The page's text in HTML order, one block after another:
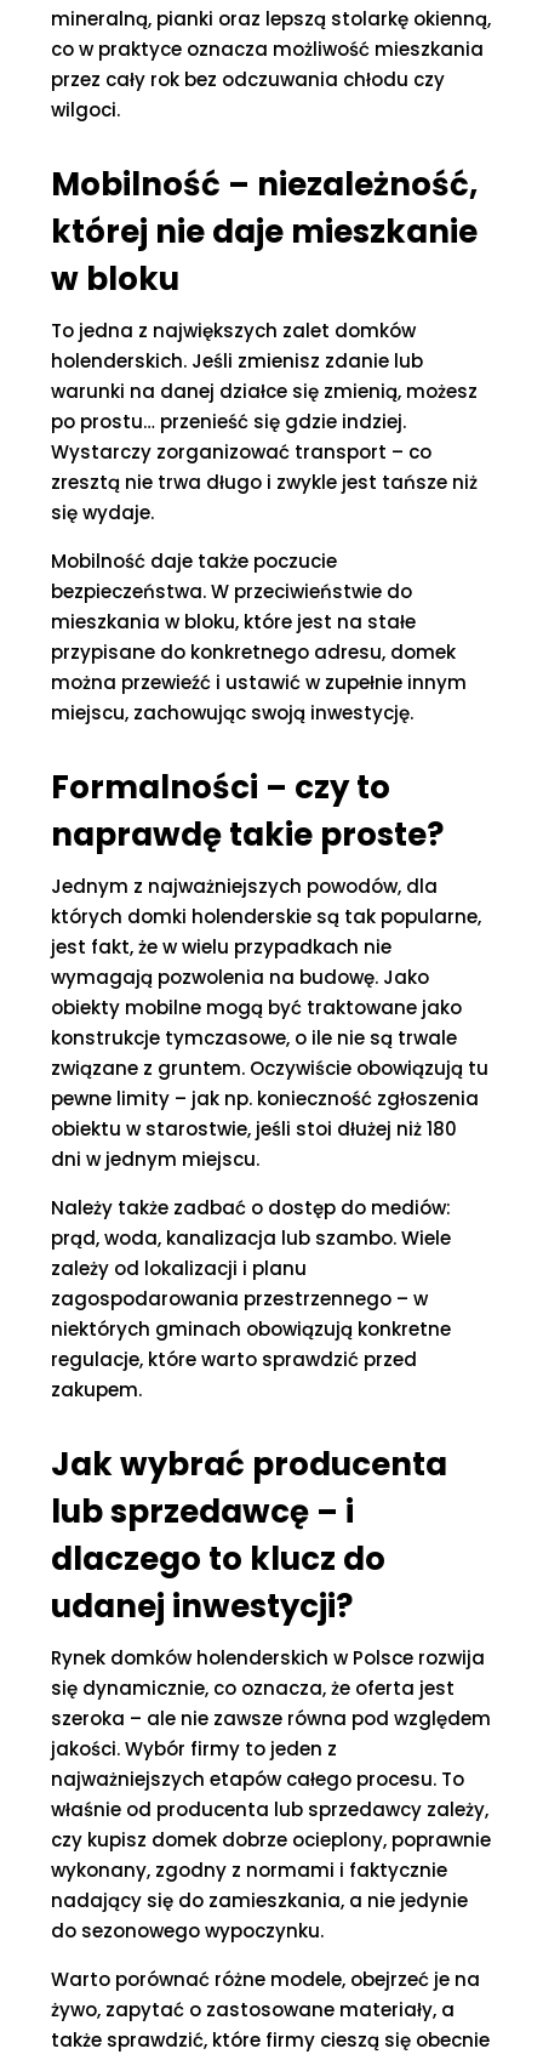
mineralną, pianki oraz lepszą stolarkę okienną,
co w praktyce oznacza możliwość mieszkania
przez cały rok bez odczuwania chłodu czy
wilgoci.
Mobilność – niezależność,
której nie daje mieszkanie
w bloku
To jedna z największych zalet domków
holenderskich. Jeśli zmienisz zdanie lub
warunki na danej działce się zmienią, możesz
po prostu… przenieść się gdzie indziej.
Wystarczy zorganizować transport – co
zresztą nie trwa długo i zwykle jest tańsze niż
się wydaje.
Mobilność daje także poczucie
bezpieczeństwa. W przeciwieństwie do
mieszkania w bloku, które jest na stałe
przypisane do konkretnego adresu, domek
można przewieźć i ustawić w zupełnie innym
miejscu, zachowując swoją inwestycję.
Formalności – czy to
naprawdę takie proste?
Jednym z najważniejszych powodów, dla
których domki holenderskie są tak popularne,
jest fakt, że w wielu przypadkach nie
wymagają pozwolenia na budowę. Jako
obiekty mobilne mogą być traktowane jako
konstrukcje tymczasowe, o ile nie są trwale
związane z gruntem. Oczywiście obowiązują tu
pewne limity – jak np. konieczność zgłoszenia
obiektu w starostwie, jeśli stoi dłużej niż 180
dni w jednym miejscu.
Należy także zadbać o dostęp do mediów:
prąd, woda, kanalizacja lub szambo. Wiele
zależy od lokalizacji i planu
zagospodarowania przestrzennego – w
niektórych gminach obowiązują konkretne
regulacje, które warto sprawdzić przed
zakupem.
Jak wybrać producenta
lub sprzedawcę – i
dlaczego to klucz do
udanej inwestycji?
Rynek domków holenderskich w Polsce rozwija
się dynamicznie, co oznacza, że oferta jest
szeroka – ale nie zawsze równa pod względem
jakości. Wybór firmy to jeden z
najważniejszych etapów całego procesu. To
właśnie od producenta lub sprzedawcy zależy,
czy kupisz domek dobrze ocieplony, poprawnie
wykonany, zgodny z normami i faktycznie
nadający się do zamieszkania, a nie jedynie
do sezonowego wypoczynku.
Warto porównać różne modele, obejrzeć je na
żywo, zapytać o zastosowane materiały, a
także sprawdzić, które firmy cieszą się obecnie